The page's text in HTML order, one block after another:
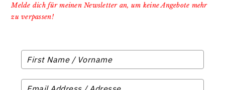
Melde dich für meinen Newsletter an, um keine Angebote mehr
zu verpassen!